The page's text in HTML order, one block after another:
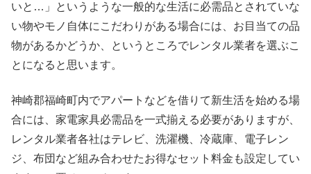
いと…」というような一般的な生活に必需品とされていな
い物やモノ自体にこだわりがある場合には、お目当ての品
物があるかどうか、というところでレンタル業者を選ぶこ
とになると思います。
神崎郡福崎町内でアパートなどを借りて新生活を始める場
合には、家電家具必需品を一式揃える必要がありますが、
レンタル業者各社はテレビ、洗濯機、冷蔵庫、電子レン
ジ、布団など組み合わせたお得なセット料金も設定してい